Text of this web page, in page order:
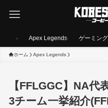
Apex Legends ゲーミン
ホーム Apex Legends
【FFLGGC】NA代
3チーム一挙紹介